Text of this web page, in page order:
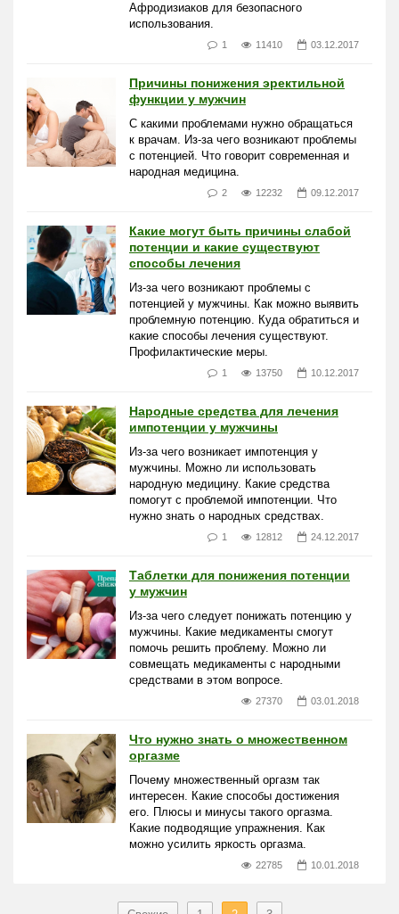
Афродизиаков для безопасного
использования.
1 11410 03.12.2017
Причины понижения эректильной
функции у мужчин
С какими проблемами нужно обращаться
к врачам. Из-за чего возникают проблемы
с потенцией. Что говорит современная и
народная медицина.
2 12232 09.12.2017
Какие могут быть причины слабой
потенции и какие существуют
способы лечения
Из-за чего возникают проблемы с
потенцией у мужчины. Как можно выявить
проблемную потенцию. Куда обратиться и
какие способы лечения существуют.
Профилактические меры.
1 13750 10.12.2017
Народные средства для лечения
импотенции у мужчины
Из-за чего возникает импотенция у
мужчины. Можно ли использовать
народную медицину. Какие средства
помогут с проблемой импотенции. Что
нужно знать о народных средствах.
1 12812 24.12.2017
Таблетки для понижения потенции
у мужчин
Из-за чего следует понижать потенцию у
мужчины. Какие медикаменты смогут
помочь решить проблему. Можно ли
совмещать медикаменты с народными
средствами в этом вопросе.
27370 03.01.2018
Что нужно знать о множественном
оргазме
Почему множественный оргазм так
интересен. Какие способы достижения
его. Плюсы и минусы такого оргазма.
Какие подводящие упражнения. Как
можно усилить яркость оргазма.
22785 10.01.2018